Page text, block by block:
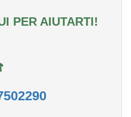
PER AIUTARTI!